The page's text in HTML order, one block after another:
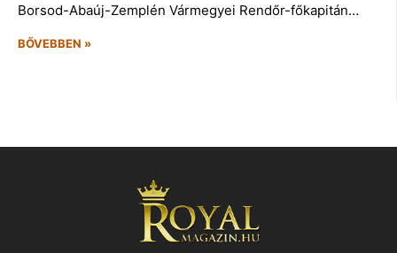
Borsod-Abaúj-Zemplén Vármegyei Rendőr-főkapitán…
BŐVEBBEN »